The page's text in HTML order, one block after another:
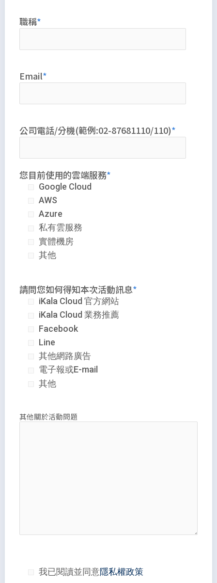
職稱
Email
公司電話/分機(範例:02-87681110/110)
您目前使用的雲端服務
Google Cloud
AWS
Azure
私有雲服務
實體機房
其他
請問您如何得知本次活動訊息
iKala Cloud 官方網站
iKala Cloud 業務推薦
Facebook
Line
其他網路廣告
電子報或E-mail
其他
其他關於活動問題
我已閱讀並同意隱私權政策